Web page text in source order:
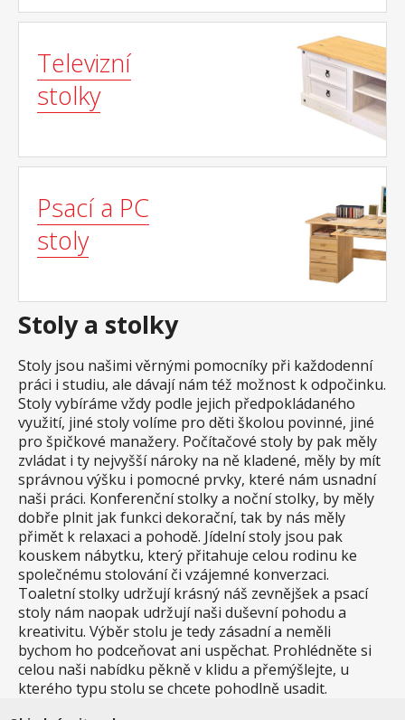
Televizní
stolky
Psací a PC
stoly
Stoly a stolky
Stoly jsou našimi věrnými pomocníky při každodenní
práci i studiu, ale dávají nám též možnost k odpočinku.
Stoly vybíráme vždy podle jejich předpokládaného
využití, jiné stoly volíme pro děti školou povinné, jiné
pro špičkové manažery. Počítačové stoly by pak měly
zvládat i ty nejvyšší nároky na ně kladené, měly by mít
správnou výšku i pomocné prvky, které nám usnadní
naši práci. Konferenční stolky a noční stolky, by měly
dobře plnit jak funkci dekorační, tak by nás měly
přimět k relaxaci a pohodě. Jídelní stoly jsou pak
kouskem nábytku, který přitahuje celou rodinu ke
společnému stolování či vzájemné konverzaci.
Toaletní stolky udržují krásný náš zevnějšek a psací
stoly nám naopak udržují naši duševní pohodu a
kreativitu. Výběr stolu je tedy zásadní a neměli
bychom ho podceňovat ani uspěchat. Prohlédněte si
celou naši nabídku pěkně v klidu a přemýšlejte, u
kterého typu stolu se chcete pohodlně usadit.